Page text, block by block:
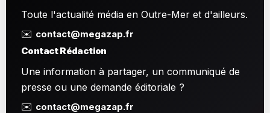
Toute l'actualité média en Outre-Mer et d'ailleurs.
✉️ contact@megazap.fr
Contact Rédaction
Une information à partager, un communiqué de
presse ou une demande éditoriale ?
✉️ contact@megazap.fr